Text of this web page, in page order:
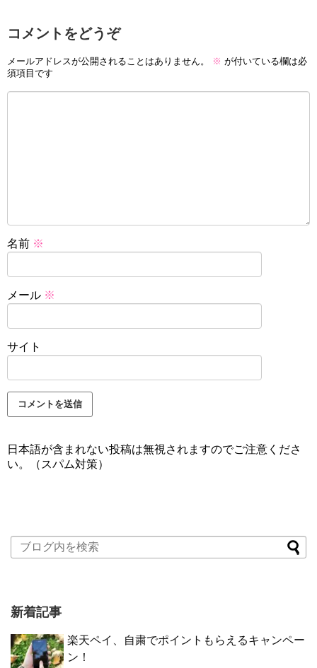
コメントをどうぞ
メールアドレスが公開されることはありません。 ※ が付いている欄は必
須項目です
名前 ※
メール ※
サイト
日本語が含まれない投稿は無視されますのでご注意くださ
い。（スパム対策）
新着記事
楽天ペイ、自粛でポイントもらえるキャンペー
ン！